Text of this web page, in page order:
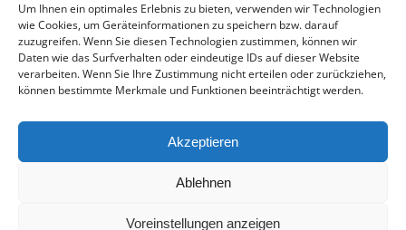
Um Ihnen ein optimales Erlebnis zu bieten, verwenden wir Technologien
wie Cookies, um Geräteinformationen zu speichern bzw. darauf
zuzugreifen. Wenn Sie diesen Technologien zustimmen, können wir
Daten wie das Surfverhalten oder eindeutige IDs auf dieser Website
verarbeiten. Wenn Sie Ihre Zustimmung nicht erteilen oder zurückziehen,
können bestimmte Merkmale und Funktionen beeinträchtigt werden.
Akzeptieren
Ablehnen
Voreinstellungen anzeigen
Varia